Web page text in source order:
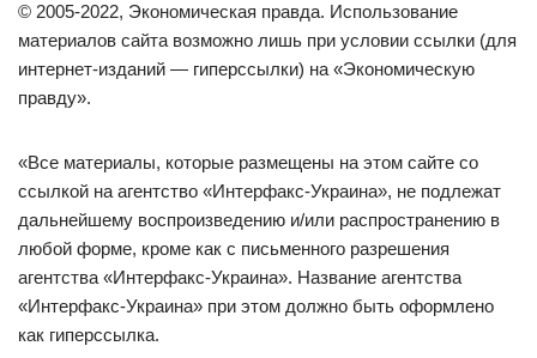
© 2005-2022, Экономическая правда. Использование
материалов сайта возможно лишь при условии ссылки (для
интернет-изданий — гиперссылки) на «Экономическую
правду».
«Все материалы, которые размещены на этом сайте со
ссылкой на агентство «Интерфакс-Украина», не подлежат
дальнейшему воспроизведению и/или распространению в
любой форме, кроме как с письменного разрешения
агентства «Интерфакс-Украина». Название агентства
«Интерфакс-Украина» при этом должно быть оформлено
как гиперссылка.